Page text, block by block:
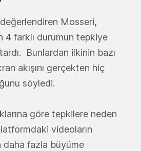
Mosseri,
4 farklı durumun tepkiye
Bunlardan ilkinin bazı
akışını gerçekten hiç
söyledi.
göre tepkilere neden
videoların
daha fazla büyüme